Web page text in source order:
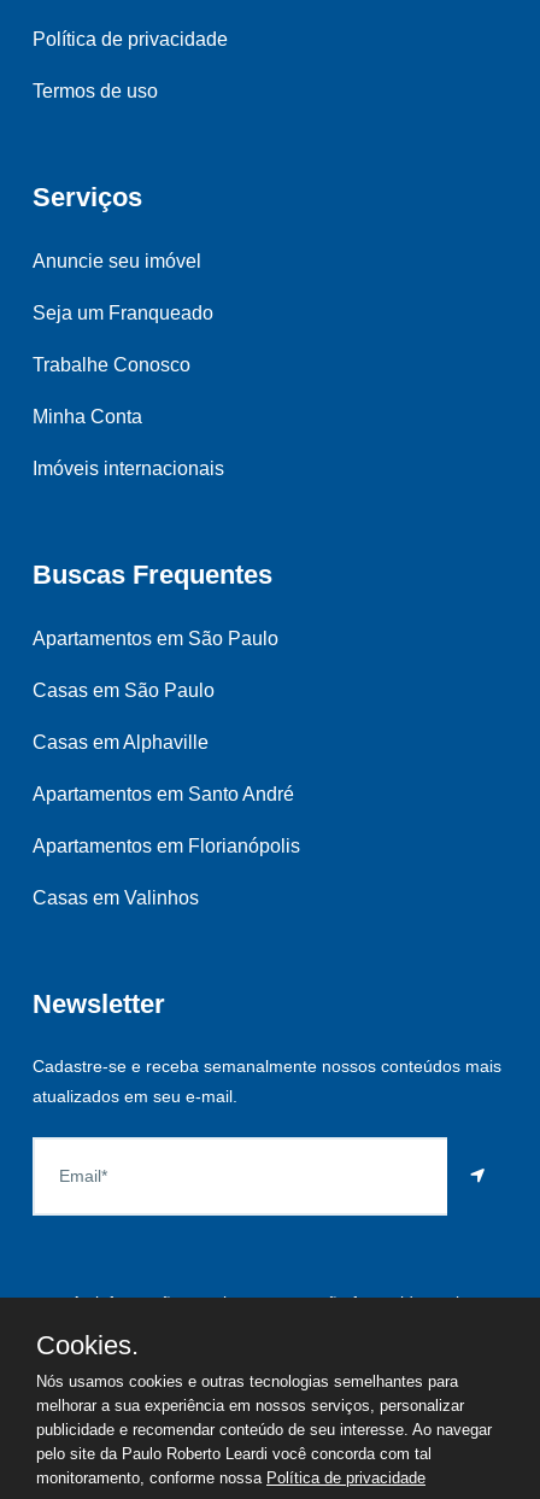
Política de privacidade
Termos de uso
Serviços
Anuncie seu imóvel
Seja um Franqueado
Trabalhe Conosco
Minha Conta
Imóveis internacionais
Buscas Frequentes
Apartamentos em São Paulo
Casas em São Paulo
Casas em Alphaville
Apartamentos em Santo André
Apartamentos em Florianópolis
Casas em Valinhos
Newsletter
Cadastre-se e receba semanalmente nossos conteúdos mais
atualizados em seu e-mail.
As informações aqui constantes são fornecidas pelo
proprietário do imóvel e estão sujeitas a alteração a qualquer
©2026Copyright - Paulo Roberto Leardi | Todos os direitos
Cookies.
Nós usamos cookies e outras tecnologias semelhantes para
melhorar a sua experiência em nossos serviços, personalizar
publicidade e recomendar conteúdo de seu interesse. Ao navegar
pelo site da Paulo Roberto Leardi você concorda com tal
monitoramento, conforme nossa Política de privacidade